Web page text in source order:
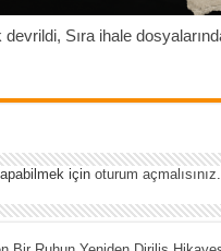
Sıra ihale
içinoturum açmalısınız.